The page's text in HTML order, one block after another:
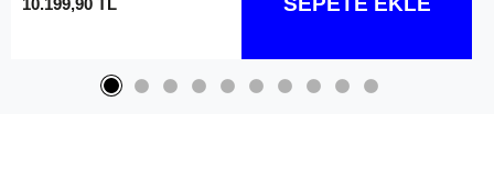
10.199,90 TL